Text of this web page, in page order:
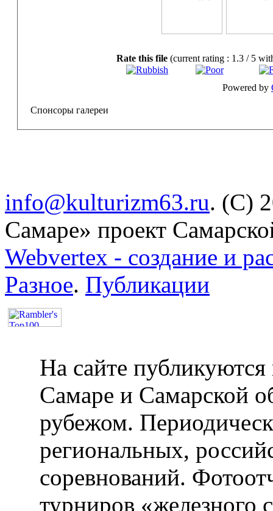
Rate this file (current rating : 1.3 / 5
Powered by
Спонсоры галереи
info@kulturizm63.ru. (C)
Самаре» проект
Webvertex - создание и
Разное. Публикации
На сайте публикуются
Самаре и Самарской
рубежом.
региональных,
соревнований.
турниров «железного